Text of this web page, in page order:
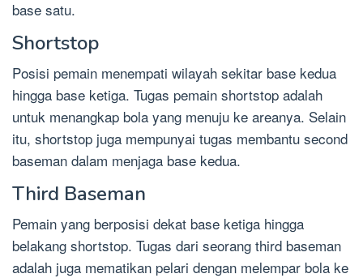
base satu.
Shortstop
Posisi pemain menempati wilayah sekitar base kedua
hingga base ketiga. Tugas pemain shortstop adalah
untuk menangkap bola yang menuju ke areanya. Selain
itu, shortstop juga mempunyai tugas membantu second
baseman dalam menjaga base kedua.
Third Baseman
Pemain yang berposisi dekat base ketiga hingga
belakang shortstop. Tugas dari seorang third baseman
adalah juga mematikan pelari dengan melempar bola ke